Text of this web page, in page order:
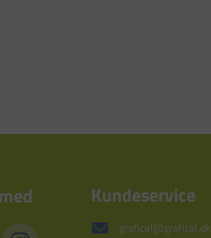
Kundeservice
grafical@grafical.dk